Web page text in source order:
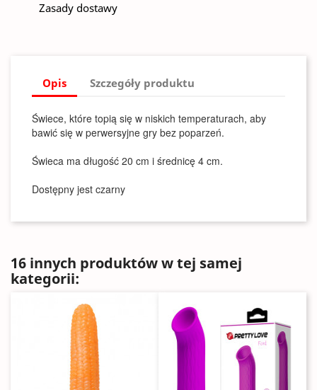
Zasady dostawy
Opis Szczegóły produktu
Świece, które topią się w niskich temperaturach, aby
bawić się w perwersyjne gry bez poparzeń.
Świeca ma długość 20 cm i średnicę 4 cm.
Dostępny jest czarny
16 innych produktów w tej samej
kategorii: